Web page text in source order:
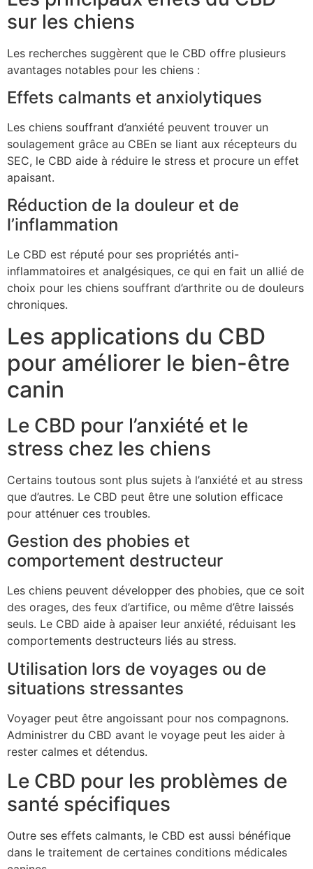
sur les chiens
Les recherches suggèrent que le CBD offre plusieurs
avantages notables pour les chiens :
Effets calmants et anxiolytiques
Les chiens souffrant d’anxiété peuvent trouver un
soulagement grâce au CBEn se liant aux récepteurs du
SEC, le CBD aide à réduire le stress et procure un effet
apaisant.
Réduction de la douleur et de
l’inflammation
Le CBD est réputé pour ses propriétés anti-
inflammatoires et analgésiques, ce qui en fait un allié de
choix pour les chiens souffrant d’arthrite ou de douleurs
chroniques.
Les applications du CBD
pour améliorer le bien-être
canin
Le CBD pour l’anxiété et le
stress chez les chiens
Certains toutous sont plus sujets à l’anxiété et au stress
que d’autres. Le CBD peut être une solution efficace
pour atténuer ces troubles.
Gestion des phobies et
comportement destructeur
Les chiens peuvent développer des phobies, que ce soit
des orages, des feux d’artifice, ou même d’être laissés
seuls. Le CBD aide à apaiser leur anxiété, réduisant les
comportements destructeurs liés au stress.
Utilisation lors de voyages ou de
situations stressantes
Voyager peut être angoissant pour nos compagnons.
Administrer du CBD avant le voyage peut les aider à
rester calmes et détendus.
Le CBD pour les problèmes de
santé spécifiques
Outre ses effets calmants, le CBD est aussi bénéfique
dans le traitement de certaines conditions médicales